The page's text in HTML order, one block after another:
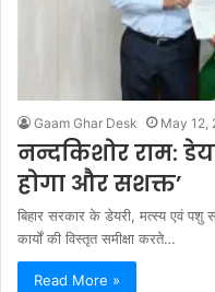
Gaam Ghar Desk May 12,
नन्दकिशोर राम:
होगा और सशक्त’
बिहार सरकार के डेयरी, मत्स्य एवं पशु
कार्यों की विस्तृत समीक्षा करते…
Read More »